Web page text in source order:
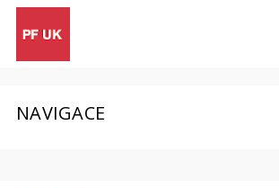
NAVIGACE